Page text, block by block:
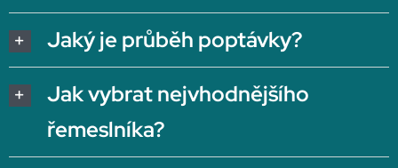
Jaký je průběh poptávky?
Jak vybrat nejvhodnějšího
řemeslníka?